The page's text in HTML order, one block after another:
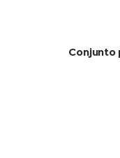
Conjunto